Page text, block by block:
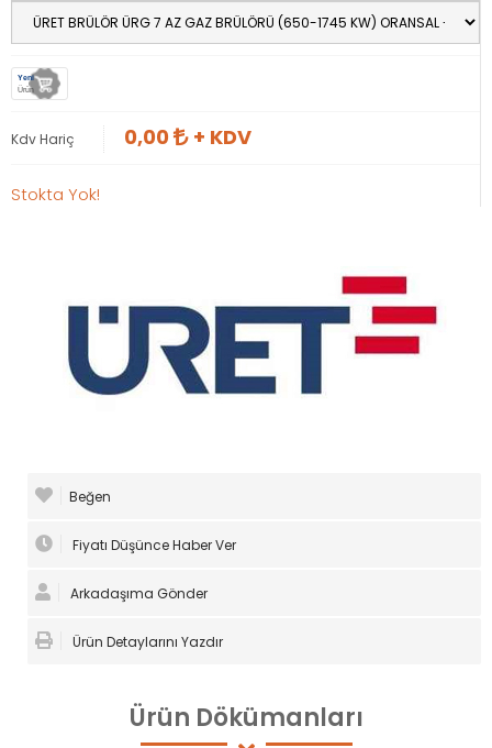
Yeni
Ürün
Kdv Hariç 0,00 + KDV
Stokta Yok!
Beğen
Fiyatı Düşünce Haber Ver
Arkadaşıma Gönder
Ürün Detaylarını Yazdır
Ürün Dökümanları